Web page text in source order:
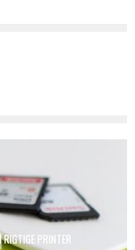
RIGTIGE PRINTER